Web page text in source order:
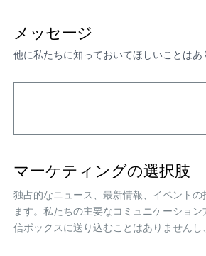
メッセージ
他に私たちに知っておいてほしいことはあ
マーケティングの選択肢
独占的なニュース、最新情報、イベント
ます。私たちの主要なコミュニケーショ
信ボックスに送り込むことはありませんし